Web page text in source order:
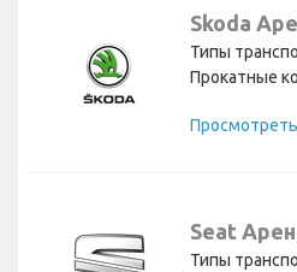
Skoda
Типы
Прокатные
Seat
Типы